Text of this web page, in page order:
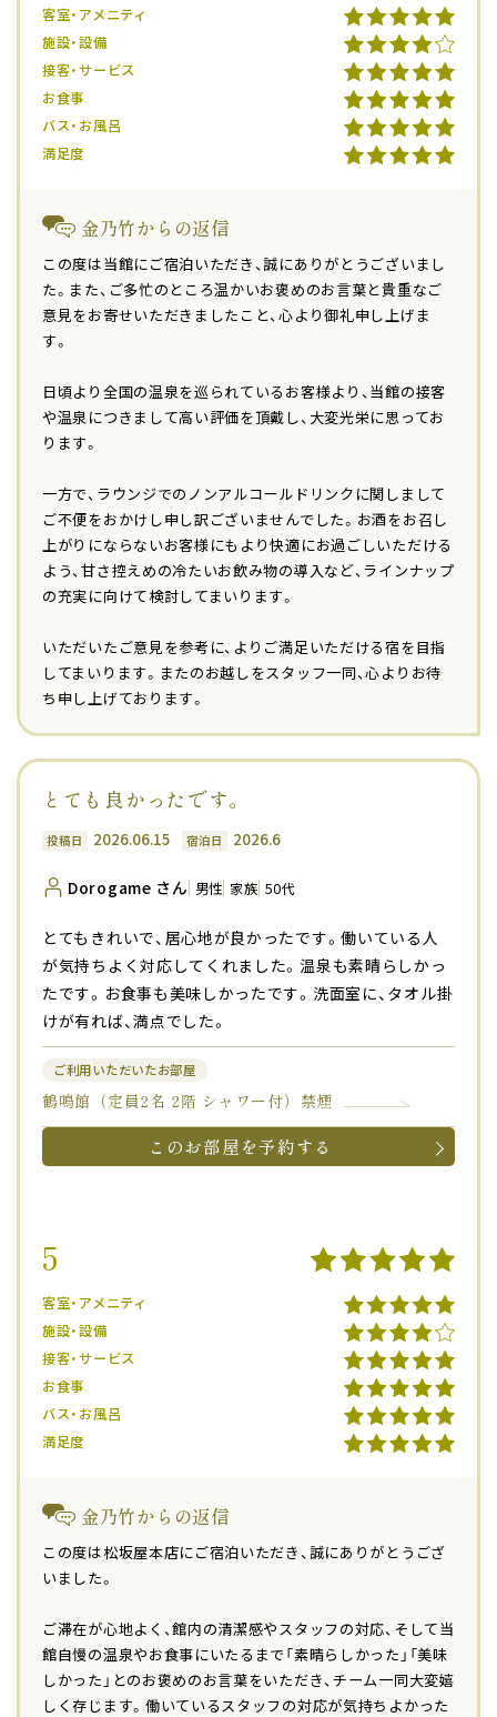
客室・アメニティ
施設・設備
接客・サービス
お食事
バス・お風呂
満足度
金乃竹からの返信
この度は当館にご宿泊いただき、誠にありがとうございまし
た。また、ご多忙のところ温かいお褒めのお言葉と貴重なご
意見をお寄せいただきましたこと、心より御礼申し上げま
す。
日頃より全国の温泉を巡られているお客様より、当館の接客
や温泉につきまして高い評価を頂戴し、大変光栄に思ってお
ります。
一方で、ラウンジでのノンアルコールドリンクに関しまして
ご不便をおかけし申し訳ございませんでした。お酒をお召し
上がりにならないお客様にもより快適にお過ごしいただける
よう、甘さ控えめの冷たいお飲み物の導入など、ラインナップ
の充実に向けて検討してまいります。
いただいたご意見を参考に、よりご満足いただける宿を目指
してまいります。またのお越しをスタッフ一同、心よりお待
ち申し上げております。
とても良かったです。
投稿日 2026.06.15 宿泊日 2026.6
Dorogame さん 男性 家族 50代
とてもきれいで、居心地が良かったです。働いている人
が気持ちよく対応してくれました。温泉も素晴らしかっ
たです。お食事も美味しかったです。洗面室に、タオル掛
けが有れば、満点でした。
ご利用いただいたお部屋
鶴鳴館（定員2名 2階 シャワー付）禁煙
このお部屋を予約する
5
客室・アメニティ
施設・設備
接客・サービス
お食事
バス・お風呂
満足度
金乃竹からの返信
この度は松坂屋本店にご宿泊いただき、誠にありがとうござ
いました。
ご滞在が心地よく、館内の清潔感やスタッフの対応、そして当
館自慢の温泉やお食事にいたるまで「素晴らしかった」「美味
しかった」とのお褒めのお言葉をいただき、チーム一同大変嬉
しく存じます。働いているスタッフの対応が気持ちよかった